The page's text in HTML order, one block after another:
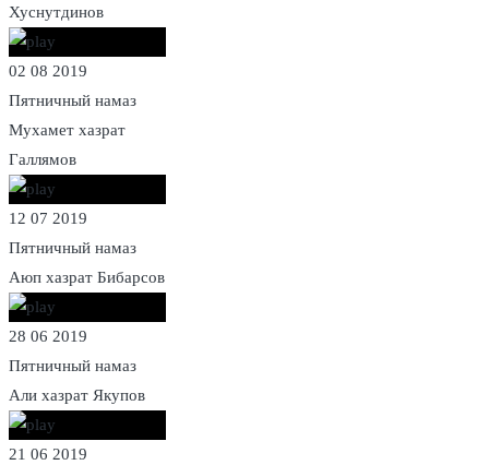
Хуснутдинов
02 08 2019
Пятничный намаз
Мухамет хазрат
Галлямов
12 07 2019
Пятничный намаз
Аюп хазрат Бибарсов
28 06 2019
Пятничный намаз
Али хазрат Якупов
21 06 2019